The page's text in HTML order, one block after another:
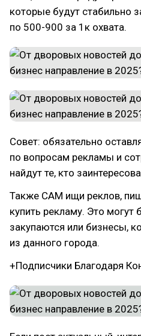
которые будут стабильно
по 500-900 за 1к охвата.
Совет: обязательно
по вопросам рекламы и
найдут те, кто
Также САМ ищи реклов,
купить рекламу. Это
закупаются или бизнесы,
из данного города.
+Подписчики Благодаря